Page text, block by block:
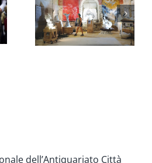
senza
fine
1959-
2013
dell’Antiquariato Città